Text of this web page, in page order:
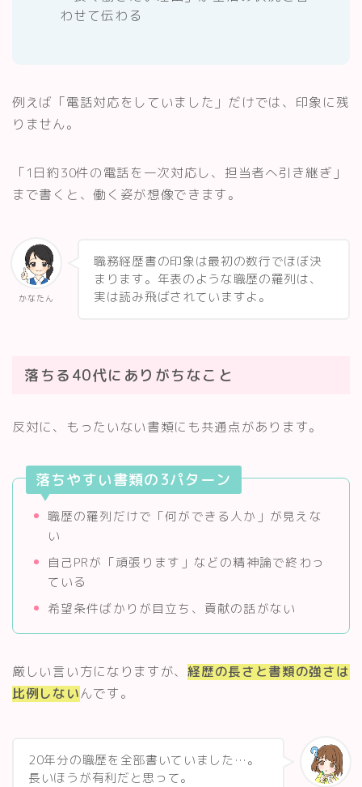
わせて伝わる
例えば「電話対応をしていました」だけでは、印象に残
りません。
「1日約30件の電話を一次対応し、担当者へ引き継ぎ」
まで書くと、働く姿が想像できます。
かなたん
職務経歴書の印象は最初の数行でほぼ決
まります。年表のような職歴の羅列は、
実は読み飛ばされていますよ。
落ちる40代にありがちなこと
反対に、もったいない書類にも共通点があります。
落ちやすい書類の3パターン
職歴の羅列だけで「何ができる人か」が見えな
い
自己PRが「頑張ります」などの精神論で終わっ
ている
希望条件ばかりが目立ち、貢献の話がない
厳しい言い方になりますが、経歴の長さと書類の強さは
比例しないんです。
20年分の職歴を全部書いていました…。
長いほうが有利だと思って。